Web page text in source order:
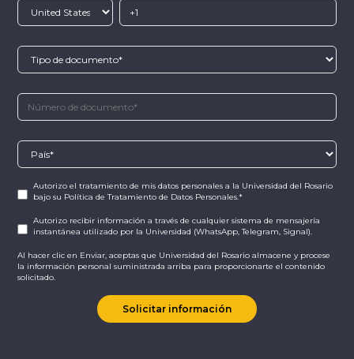
Autorizo el tratamiento de mis datos personales a la Universidad del Rosario
bajo su Política de Tratamiento de Datos Personales.*
Autorizo recibir información a través de cualquier sistema de mensajería
instantánea utilizado por la Universidad (WhatsApp, Telegram, Signal).
Al hacer clic en Enviar, aceptas que Universidad del Rosario almacene y procese
la información personal suministrada arriba para proporcionarte el contenido
solicitado.